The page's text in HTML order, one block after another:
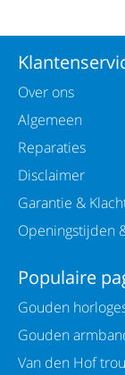
Over ons
Algemeen
Reparaties
Disclaimer
Garantie &
Openingstijden
Populaire
Gouden
Gouden
Van den Hof